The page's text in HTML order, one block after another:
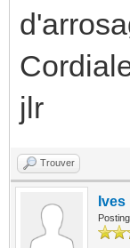
jlr
Trouver
Ives